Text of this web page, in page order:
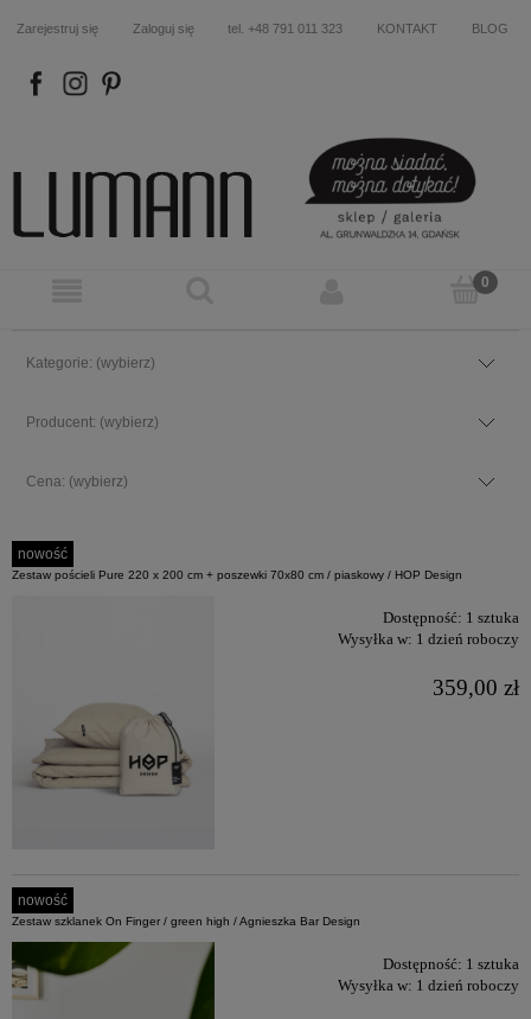
Zarejestruj się Zaloguj się tel. +48 791 011 323 KONTAKT BLOG
FB IN P
Kategorie: (wybierz)
Producent: (wybierz)
Cena: (wybierz)
Zestaw pościeli Pure 220 x 200 cm + poszewki 70x80 cm / piaskowy / HOP Design
Dostępność: 1 sztuka
Wysyłka w: 1 dzień roboczy
359,00 zł
nowość
Zestaw szklanek On Finger / green high / Agnieszka Bar Design
Dostępność: 1 sztuka
Wysyłka w: 1 dzień roboczy
nowość